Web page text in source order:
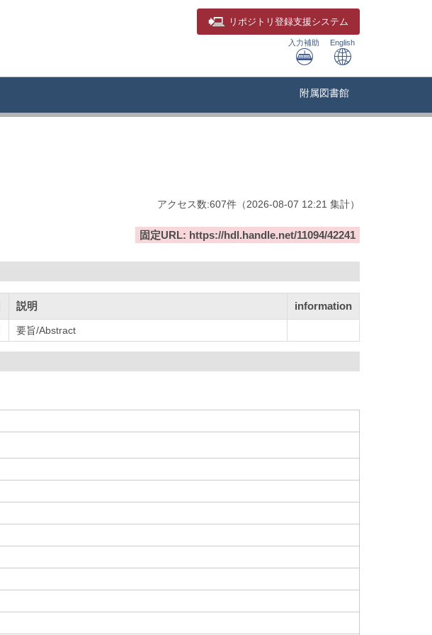
リポジトリ 登録支援システム
入力補助 English
附属図書館
アクセス数:607件 （2026-08-07 12:21 集計）
固定URL: https://hdl.handle.net/11094/42241
説明 information
要旨/Abstract